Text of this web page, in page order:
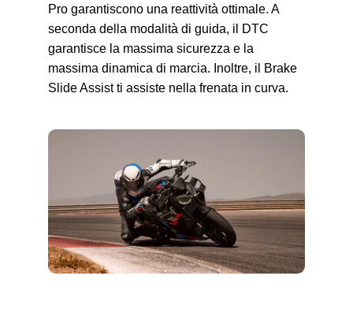
Pro garantiscono una reattività ottimale. A
seconda della modalità di guida, il DTC
garantisce la massima sicurezza e la
massima dinamica di marcia. Inoltre, il Brake
Slide Assist ti assiste nella frenata in curva.